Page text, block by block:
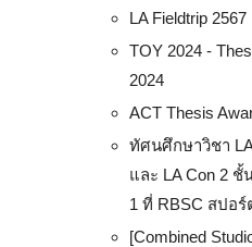
LA Fieldtrip 2567
TOY 2024 -
2024
ACT Thesis
ทัศนศึกษาวิชา
และ LA Con 2
1 ที่ RBSC สปอ
[Combined